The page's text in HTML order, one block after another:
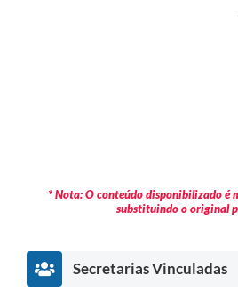
* Nota: O conteúdo disponibilizado é
substituindo o original
Secretarias Vinculadas